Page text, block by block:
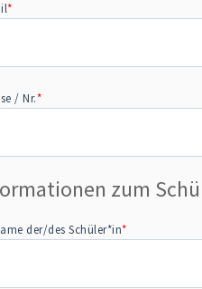
*
/ Nr.*
zum
der/des Schüler*in*